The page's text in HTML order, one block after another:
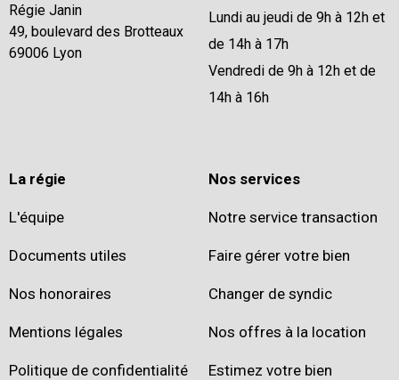
Régie Janin
49, boulevard des Brotteaux
69006 Lyon
Lundi au jeudi de 9h à 12h et
de 14h à 17h
Vendredi de 9h à 12h et de
14h à 16h
La régie
L'équipe
Documents utiles
Nos honoraires
Mentions légales
Politique de confidentialité
Nos services
Notre service transaction
Faire gérer votre bien
Changer de syndic
Nos offres à la location
Estimez votre bien